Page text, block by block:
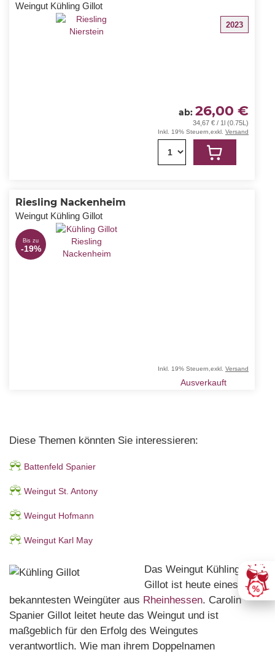
Weingut Kühling Gillot
2023
ab 26,00 €
34,67 € / 1l (0.75L)
Inkl. 19% Steuern exkl. Versand
1
Riesling Nackenheim
Weingut Kühling Gillot
Bis zu
-19%
Inkl. 19% Steuern exkl. Versand
Ausverkauft
Diese Themen könnten Sie interessieren:
Battenfeld Spanier
Weingut St. Antony
Weingut Hofmann
Weingut Karl May
Das Weingut Kühling
Gillot ist heute eines der
bekanntesten Weingüter aus Rheinhessen. Carolin
Spanier Gillot leitet heute das Weingut und ist
maßgeblich für den Erfolg des Weingutes
verantwortlich. Wie man ihrem Doppelnamen